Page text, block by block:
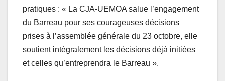
pratiques : « La CJA-UEMOA salue l’engagement
du Barreau pour ses courageuses décisions
prises à l’assemblée générale du 23 octobre, elle
soutient intégralement les décisions déjà initiées
et celles qu’entreprendra le Barreau ».